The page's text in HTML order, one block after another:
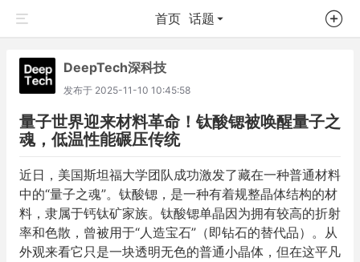
首页 话题
DeepTech深科技
发布于 2025-11-10 10:45:58
量子世界迎来材料革命！钛酸锶被唤醒量子之
魂，低温性能碾压传统
近日，美国斯坦福大学团队成功激发了藏在一种普通材料
中的“量子之魂”。钛酸锶，是一种有着规整晶体结构的材
料，隶属于钙钛矿家族。钛酸锶单晶因为拥有较高的折射
率和色散，曾被用于“人造宝石”（即钻石的替代品）。从
外观来看它只是一块透明无色的普通小晶体，但在这平凡